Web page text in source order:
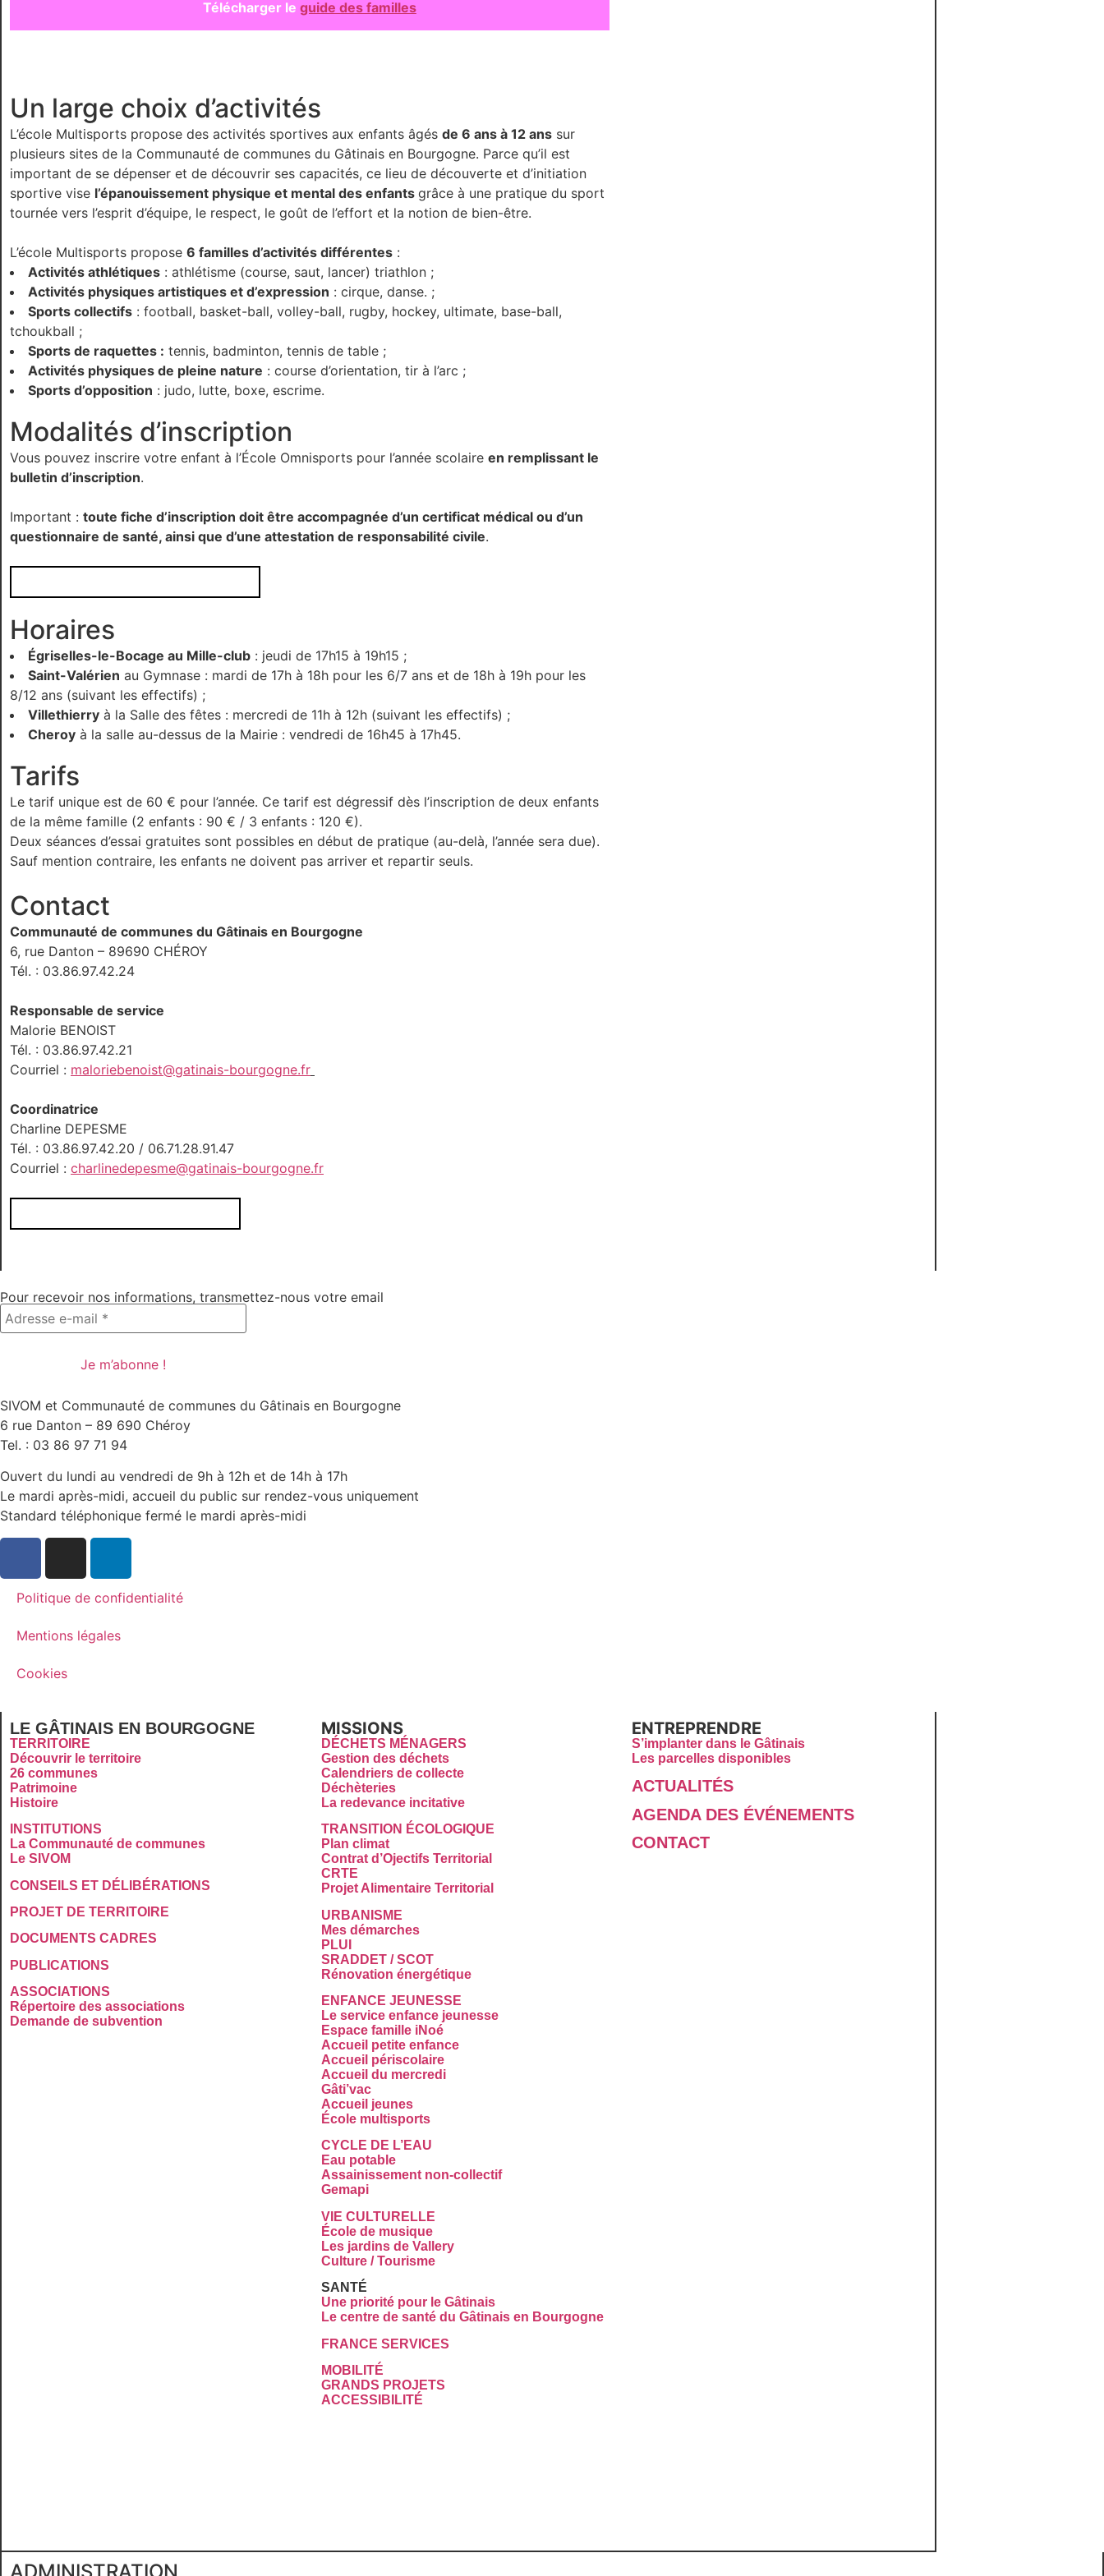
Télécharger le guide des familles
Un large choix d’activités
L’école Multisports propose des activités sportives aux enfants âgés de 6 ans à 12 ans sur
plusieurs sites de la Communauté de communes du Gâtinais en Bourgogne. Parce qu’il est
important de se dépenser et de découvrir ses capacités, ce lieu de découverte et d’initiation
sportive vise l’épanouissement physique et mental des enfants grâce à une pratique du sport
tournée vers l’esprit d’équipe, le respect, le goût de l’effort et la notion de bien-être.
L’école Multisports propose 6 familles d’activités différentes :
Activités athlétiques : athlétisme (course, saut, lancer) triathlon ;
Activités physiques artistiques et d’expression : cirque, danse. ;
Sports collectifs : football, basket-ball, volley-ball, rugby, hockey, ultimate, base-ball,
tchoukball ;
Sports de raquettes : tennis, badminton, tennis de table ;
Activités physiques de pleine nature : course d’orientation, tir à l’arc ;
Sports d’opposition : judo, lutte, boxe, escrime.
Modalités d’inscription
Vous pouvez inscrire votre enfant à l’École Omnisports pour l’année scolaire en remplissant le
bulletin d’inscription.
Important : toute fiche d’inscription doit être accompagnée d’un certificat médical ou d’un
questionnaire de santé, ainsi que d’une attestation de responsabilité civile.
Horaires
Égriselles-le-Bocage au Mille-club : jeudi de 17h15 à 19h15 ;
Saint-Valérien au Gymnase : mardi de 17h à 18h pour les 6/7 ans et de 18h à 19h pour les
8/12 ans (suivant les effectifs) ;
Villethierry à la Salle des fêtes : mercredi de 11h à 12h (suivant les effectifs) ;
Cheroy à la salle au-dessus de la Mairie : vendredi de 16h45 à 17h45.
Tarifs
Le tarif unique est de 60 € pour l’année. Ce tarif est dégressif dès l’inscription de deux enfants
de la même famille (2 enfants : 90 € / 3 enfants : 120 €).
Deux séances d’essai gratuites sont possibles en début de pratique (au-delà, l’année sera due).
Sauf mention contraire, les enfants ne doivent pas arriver et repartir seuls.
Contact
Communauté de communes du Gâtinais en Bourgogne
6, rue Danton – 89690 CHÉROY
Tél. : 03.86.97.42.24
Responsable de service
Malorie BENOIST
Tél. : 03.86.97.42.21
Courriel : maloriebenoist@gatinais-bourgogne.fr
Coordinatrice
Charline DEPESME
Tél. : 03.86.97.42.20 / 06.71.28.91.47
Courriel : charlinedepesme@gatinais-bourgogne.fr
Pour recevoir nos informations, transmettez-nous votre email
SIVOM et Communauté de communes du Gâtinais en Bourgogne
6 rue Danton – 89 690 Chéroy
Tel. : 03 86 97 71 94
Ouvert du lundi au vendredi de 9h à 12h et de 14h à 17h
Le mardi après-midi, accueil du public sur rendez-vous uniquement
Standard téléphonique fermé le mardi après-midi
Politique de confidentialité
Mentions légales
Cookies
LE GÂTINAIS EN BOURGOGNE
TERRITOIRE
Découvrir le territoire
26 communes
Patrimoine
Histoire
INSTITUTIONS
La Communauté de communes
Le SIVOM
CONSEILS ET DÉLIBÉRATIONS
PROJET DE TERRITOIRE
DOCUMENTS CADRES
PUBLICATIONS
ASSOCIATIONS
Répertoire des associations
Demande de subvention
MISSIONS
DÉCHETS MÉNAGERS
Gestion des déchets
Calendriers de collecte
Déchèteries
La redevance incitative
TRANSITION ÉCOLOGIQUE
Plan climat
Contrat d’Ojectifs Territorial
CRTE
Projet Alimentaire Territorial
URBANISME
Mes démarches
PLUI
SRADDET / SCOT
Rénovation énergétique
ENFANCE JEUNESSE
Le service enfance jeunesse
Espace famille iNoé
Accueil petite enfance
Accueil périscolaire
Accueil du mercredi
Gâti’vac
Accueil jeunes
École multisports
CYCLE DE L’EAU
Eau potable
Assainissement non-collectif
Gemapi
VIE CULTURELLE
École de musique
Les jardins de Vallery
Culture / Tourisme
SANTÉ
Une priorité pour le Gâtinais
Le centre de santé du Gâtinais en Bourgogne
FRANCE SERVICES
MOBILITÉ
GRANDS PROJETS
ACCESSIBILITÉ
ENTREPRENDRE
S’implanter dans le Gâtinais
Les parcelles disponibles
ACTUALITÉS
AGENDA DES ÉVÉNEMENTS
CONTACT